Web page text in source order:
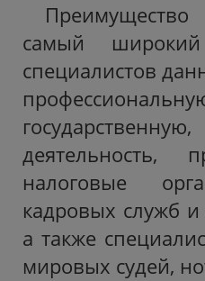
Преимущество
самый
специалистов
деятельность,
налоговые
кадровых служб
а также
мировых судей,